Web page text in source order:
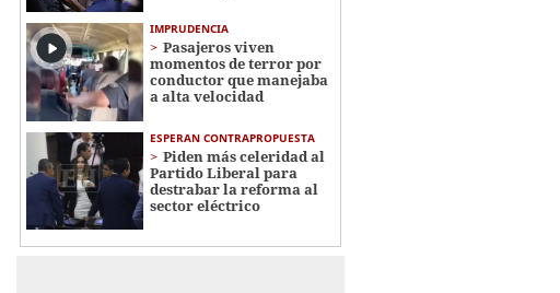
IMPRUDENCIA
Pasajeros viven
momentos de terror por
conductor que manejaba
a alta velocidad
ESPERAN CONTRAPROPUESTA
Piden más celeridad al
Partido Liberal para
destrabar la reforma al
sector eléctrico